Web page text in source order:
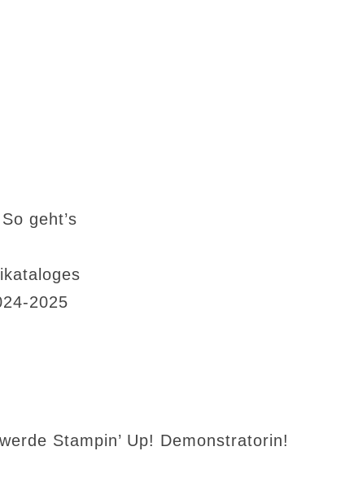
geht’s
2025
Stampin’ Up! Demonstratorin!